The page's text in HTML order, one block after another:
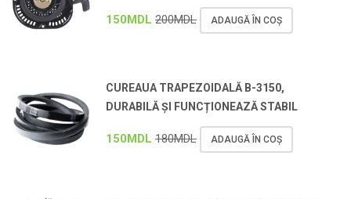
150MDL 200MDL ADAUGĂ ÎN COȘ
CUREAUA TRAPEZOIDALĂ B-3150,
DURABILĂ ȘI FUNCȚIONEAZĂ STABIL
150MDL 180MDL ADAUGĂ ÎN COȘ